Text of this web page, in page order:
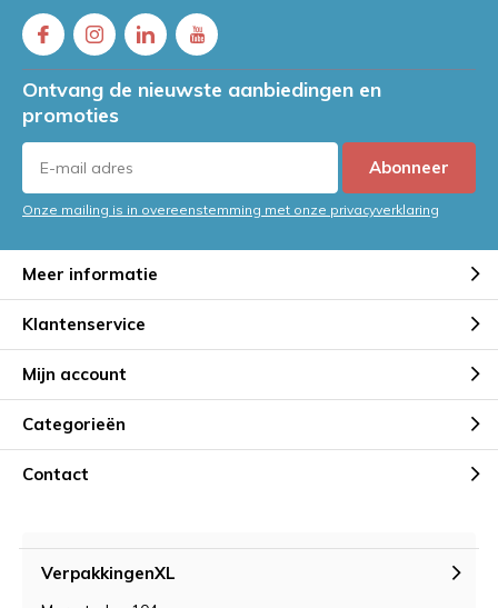
Ontvang de nieuwste aanbiedingen en
promoties
Abonneer
Onze mailing is in overeenstemming met onze privacyverklaring
Meer informatie
Klantenservice
Mijn account
Categorieën
Contact
VerpakkingenXL